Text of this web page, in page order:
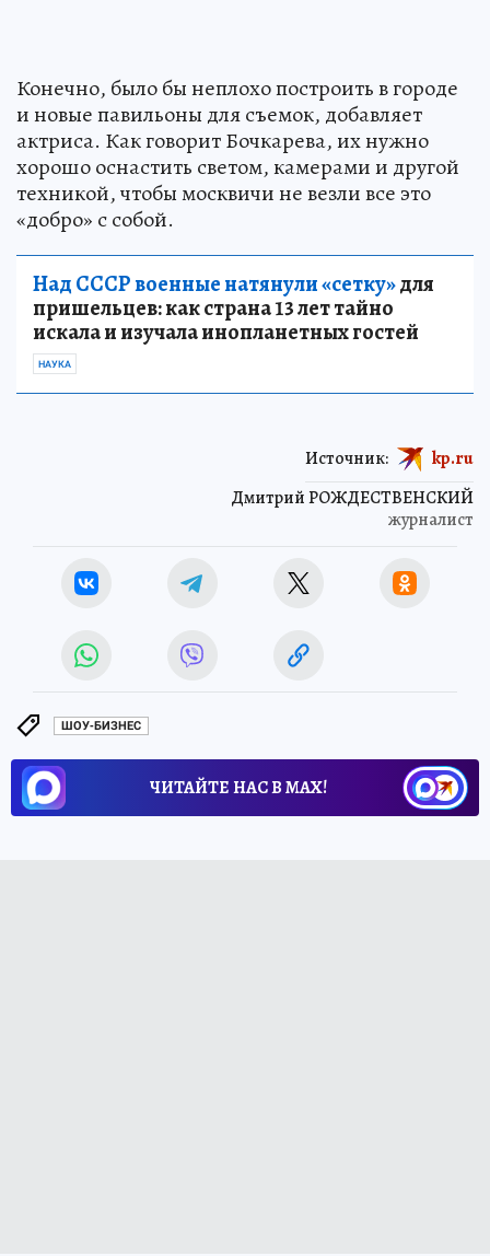
Конечно, было бы неплохо построить в городе
и новые павильоны для съемок, добавляет
актриса. Как говорит Бочкарева, их нужно
хорошо оснастить светом, камерами и другой
техникой, чтобы москвичи не везли все это
«добро» с собой.
Над СССР военные натянули «сетку»для
пришельцев: как страна 13 лет тайно
искала и изучала инопланетных гостей
НАУКА
Дмитрий РОЖДЕСТВЕНСКИЙ
журналист
Источник: kp.ru
ШОУ-БИЗНЕС
ЧИТАЙТЕ НАС В МАХ!